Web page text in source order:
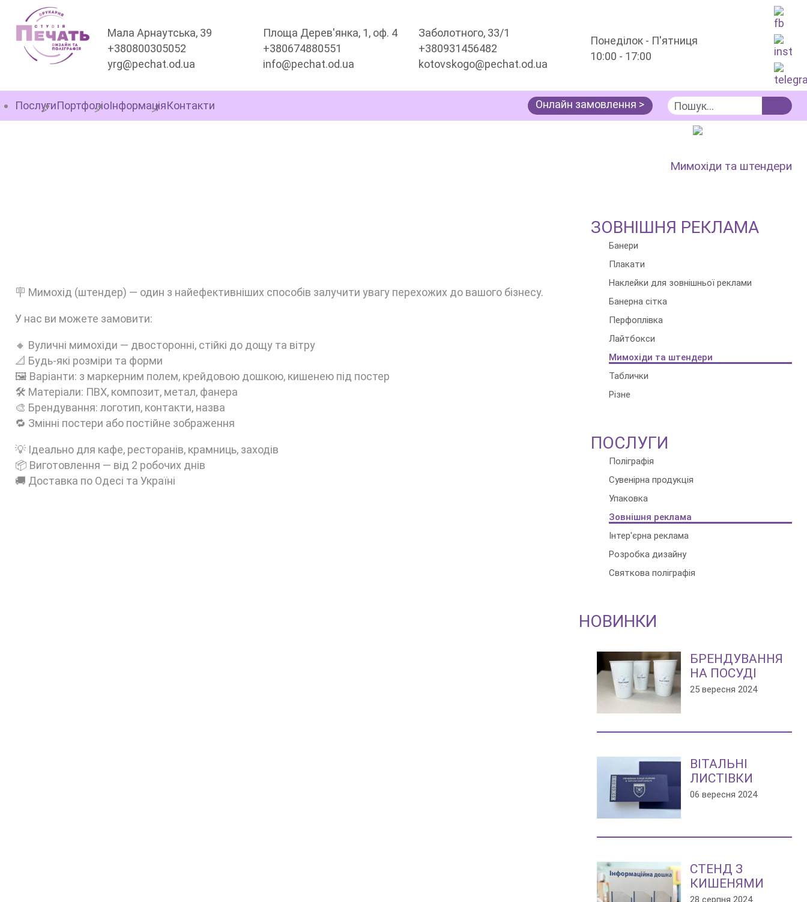
Мала Арнаутська, 39
+380800305052
yrg@pechat.od.ua
Площа Дерев'янка, 1, оф. 4
+380674880551
info@pechat.od.ua
Заболотного, 33/1
+380931456482
kotovskogo@pechat.od.ua
Понеділок - П'ятниця
10:00 - 17:00
ПослугиПортфоліоІнформаціяКонтакти Онлайн замовлення >
Мимохіди та штендери
🪧 Мимохід (штендер) — один з найефективніших способів залучити увагу перехожих до вашого бізнесу.
У нас ви можете замовити:
🔸 Вуличні мимохіди — двосторонні, стійкі до дощу та вітру
📐 Будь-які розміри та форми
🖼️ Варіанти: з маркерним полем, крейдовою дошкою, кишенею під постер
🛠️ Матеріали: ПВХ, композит, метал, фанера
🎨 Брендування: логотип, контакти, назва
🔁 Змінні постери або постійне зображення
💡 Ідеально для кафе, ресторанів, крамниць, заходів
📦 Виготовлення — від 2 робочих днів
🚚 Доставка по Одесі та Україні
ЗОВНІШНЯ РЕКЛАМА
Банери
Плакати
Наклейки для зовнішньої реклами
Банерна сітка
Перфоплівка
Лайтбокси
Мимохіди та штендери
Таблички
Різне
ПОСЛУГИ
Поліграфія
Сувенірна продукція
Упаковка
Зовнішня реклама
Інтер'єрна реклама
Розробка дизайну
Святкова поліграфія
НОВИНКИ
БРЕНДУВАННЯ
НА ПОСУДІ
25 вересня 2024
ВІТАЛЬНІ
ЛИСТІВКИ
06 вересня 2024
СТЕНД З
КИШЕНЯМИ
28 серпня 2024